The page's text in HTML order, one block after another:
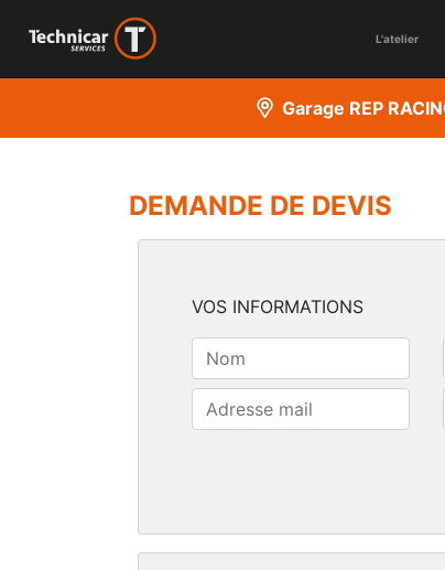
L'atelier
Garage REP
DEMANDE DE DEVIS
VOS INFORMATIONS